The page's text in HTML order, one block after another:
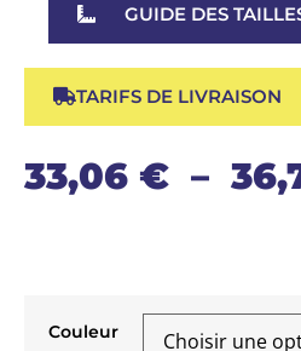
GUIDE DES
TARIFS DE LIVRAISON
33,06 € –
Couleur